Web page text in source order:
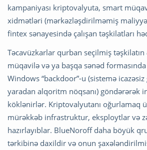
kampaniyası kriptovalyuta, smart
xidmətləri (mərkəzləşdirilməmiş
fintex sənayesində çalışan təşkilatları
Təcavüzkarlar qurban seçilmiş təşkilatın
müqavilə və ya başqa sənəd
Windows “backdoor”-u (sistemə
yaradan alqoritm nöqsanı) göndərərək
köklənirlər. Kriptovalyutanı oğurlamaq
mürəkkəb infrastruktur, eksploytlar və
hazırlayıblar. BlueNoroff daha böyük
tərkibinə daxildir və onun